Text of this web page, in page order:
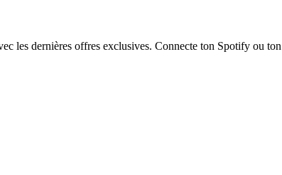
les dernières offres exclusives. Connecte ton Spotify ou